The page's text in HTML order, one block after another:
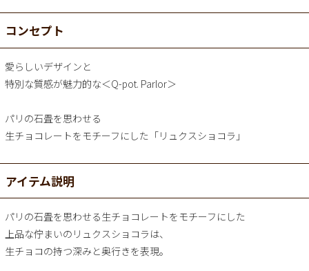
コンセプト
愛らしいデザインと
特別な質感が魅力的な＜Q-pot. Parlor＞
パリの石畳を思わせる
生チョコレートをモチーフにした「リュクスショコラ」
アイテム説明
パリの石畳を思わせる生チョコレートをモチーフにした
上品な佇まいのリュクスショコラは、
生チョコの持つ深みと奥行きを表現。